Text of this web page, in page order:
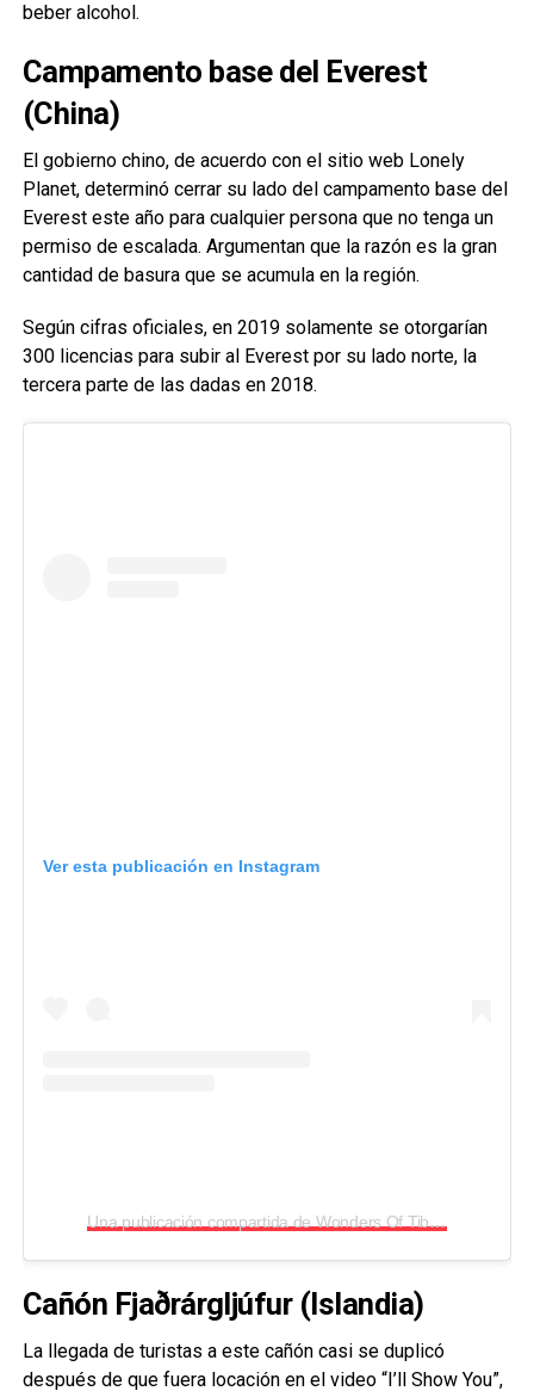
beber alcohol.
Campamento base del Everest
(China)
El gobierno chino, de acuerdo con el sitio web Lonely
Planet, determinó cerrar su lado del campamento base del
Everest este año para cualquier persona que no tenga un
permiso de escalada. Argumentan que la razón es la gran
cantidad de basura que se acumula en la región.
Según cifras oficiales, en 2019 solamente se otorgarían
300 licencias para subir al Everest por su lado norte, la
tercera parte de las dadas en 2018.
Ver esta publicación en Instagram
Una publicación compartida de Wonders Of Tibet (@wondersoftibet)
Cañón Fjaðrárgljúfur (Islandia)
La llegada de turistas a este cañón casi se duplicó
después de que fuera locación en el video “I’ll Show You”,